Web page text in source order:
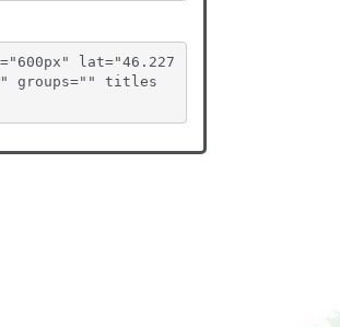
lat="46.227
groups="" titles